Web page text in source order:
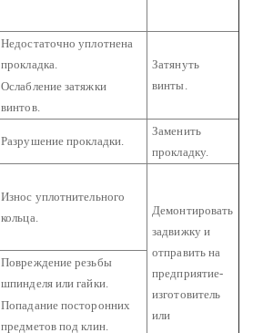
Недостаточно уплотнена
прокладка.
Ослабление затяжки
винтов.
Затянуть
винты.
Разрушение прокладки.
Заменить
прокладку.
Износ уплотнительного
кольца.
Демонтировать
задвижку и
отправить на
предприятие-
изготовитель
или
Повреждение резьбы
шпинделя или гайки.
Попадание посторонних
предметов под клин.